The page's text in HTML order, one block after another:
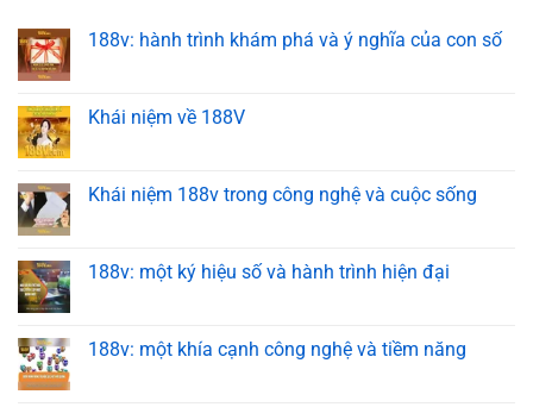
188v: hành trình khám phá và ý nghĩa của con số
Khái niệm về 188V
Khái niệm 188v trong công nghệ và cuộc sống
188v: một ký hiệu số và hành trình hiện đại
188v: một khía cạnh công nghệ và tiềm năng